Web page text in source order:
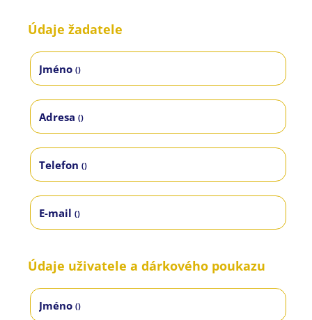
Údaje žadatele
Jméno ()
Adresa ()
Telefon ()
E-mail ()
Údaje uživatele a dárkového poukazu
Jméno ()